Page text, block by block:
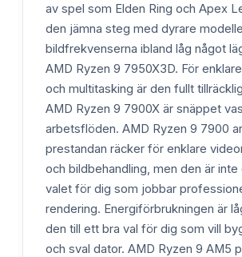
av spel som Elden Ring och Apex
den jämna steg med dyrare
bildfrekvenserna ibland låg något
AMD Ryzen 9 7950X3D. För
och multitasking är den fullt
AMD Ryzen 9 7900X är snäppet
arbetsflöden. AMD Ryzen 9 7900
prestandan räcker för enklare
och bildbehandling, men den är
valet för dig som jobbar
rendering. Energiförbrukningen är
den till ett bra val för dig som vill
och sval dator. AMD Ryzen 9 AM5